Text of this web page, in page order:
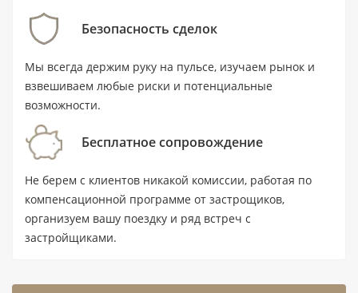
реальный объект, оценить состояние общих зон
Ключевые характеристики
Тип недвижимости: пентхаус с 4
спальнями и 6 ванными комнатами.
Площадь: 982,4 м² / 10 574 ft².
Цена: от 53 000 000 AED.
рынке; комплекс сдан во II квартале 2023
Безопасность сделок
Мы всегда держим руку на пульсе, изучаем рынок и
взвешиваем любые риски и потенциальные
возможности.
Бесплатное сопровождение
Не берем с клиентов никакой комиссии, работая по
компенсационной программе от застрощиков,
организуем вашу поездку и ряд встреч с
застройщиками.